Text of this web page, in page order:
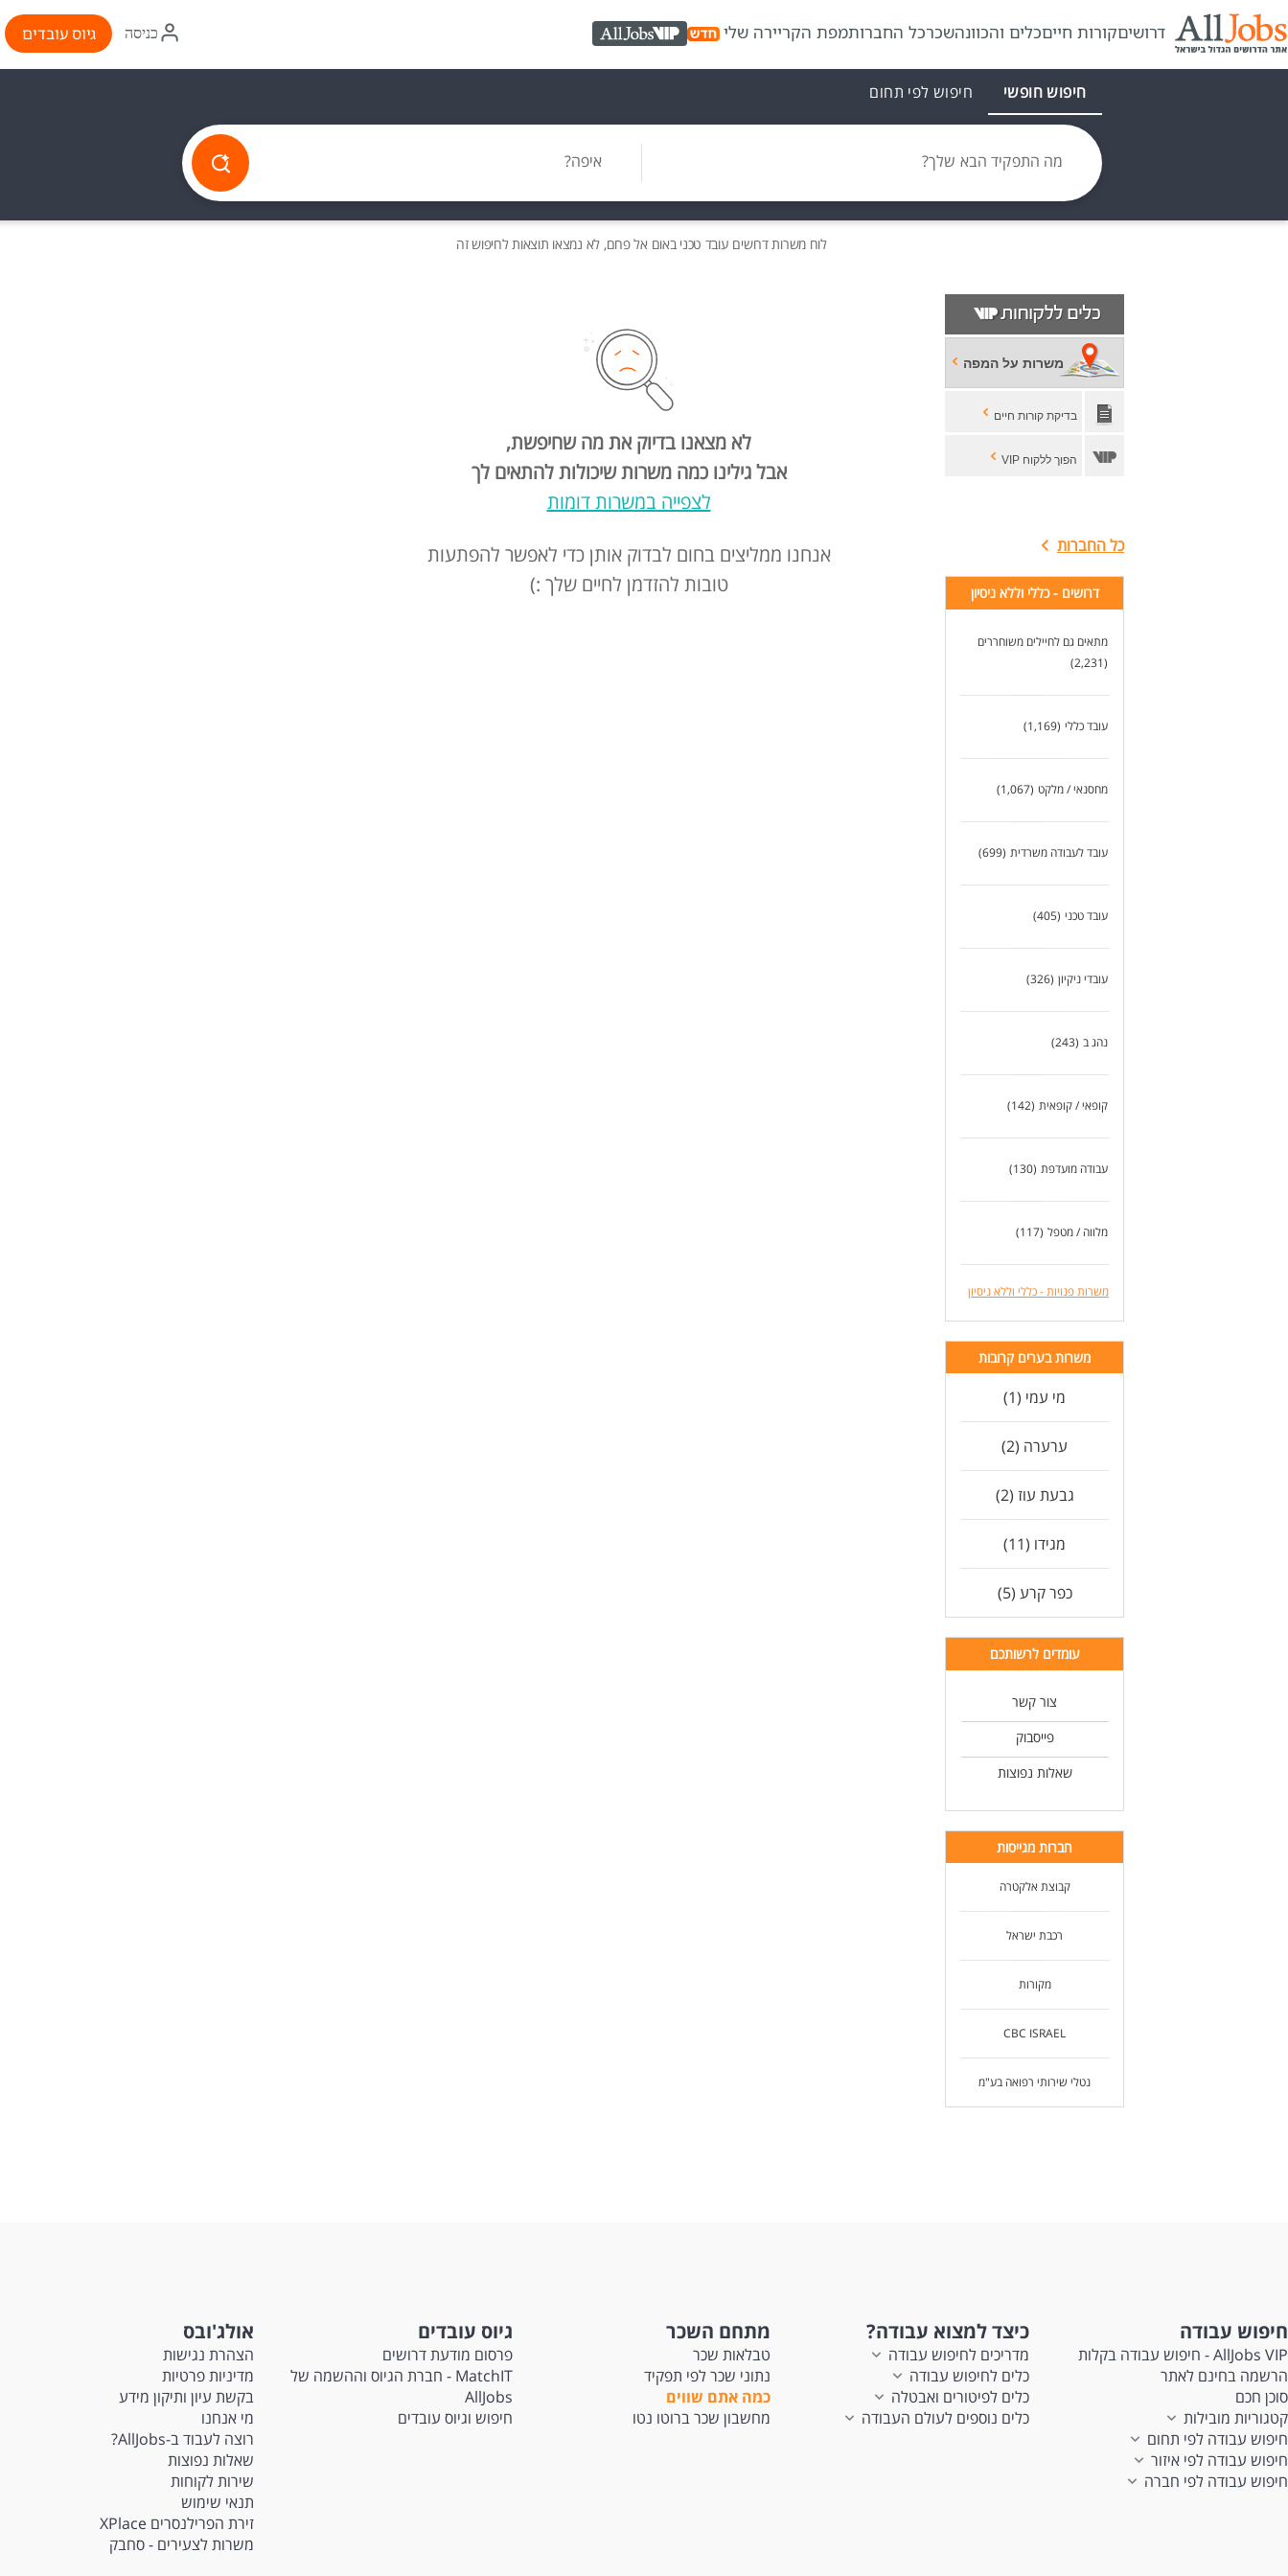
דרושיםקורות חייםכלים והכוונהשכרכל החברותמפת הקריירה שלי AllJobs VIP
איקון
התחברות
כניסה גיוס עובדים
חיפוש חופשי חיפוש לפי תחום
מה התפקיד הבא שלך? איפה?
לוח משרותדרושים עובד טכני באום אל פחם, לא נמצאו תוצאות לחיפוש זה
משרות על המפה
בדיקת קורות חיים
הפוך ללקוח VIP
כל החברות
דרושים - כללי וללא ניסיון
מתאים גם לחיילים משוחררים
(2,231)
עובד כללי (1,169)
מחסנאי / מלקט (1,067)
עובד לעבודה משרדית (699)
עובד טכני (405)
עובדי ניקיון (326)
נהג ב (243)
קופאי / קופאית (142)
עבודה מועדפת (130)
מלווה / מטפל (117)
משרות פנויות - כללי וללא ניסיון
משרות בערים קרובות
מי עמי (1)
ערערה (2)
גבעת עוז (2)
מגידו (11)
כפר קרע (5)
עומדים לרשותכם
צור קשר
פייסבוק
שאלות נפוצות
חברות מגייסות
קבוצת אלקטרה
רכבת ישראל
מקורות
CBC ISRAEL
נטלי שירותי רפואה בע"מ
לא מצאנו בדיוק את מה שחיפשת,
אבל גילינו כמה משרות שיכולות להתאים לך
לצפייה במשרות דומות
אנחנו ממליצים בחום לבדוק אותן כדי לאפשר להפתעות
טובות להזדמן לחיים שלך :)
חיפוש עבודה
AllJobs VIP - חיפוש עבודה בקלות
הרשמה בחינם לאתר
סוכן חכם
קטגוריות מובילות
חיפוש עבודה לפי תחום
חיפוש עבודה לפי איזור
חיפוש עבודה לפי חברה
כיצד למצוא עבודה?
מדריכים לחיפוש עבודה
כלים לחיפוש עבודה
כלים לפיטורים ואבטלה
כלים נוספים לעולם העבודה
מתחם השכר
טבלאות שכר
נתוני שכר לפי תפקיד
כמה אתם שווים
מחשבון שכר ברוטו נטו
גיוס עובדים
פרסום מודעת דרושים
MatchIT - חברת הגיוס וההשמה של
AllJobs
חיפוש וגיוס עובדים
אולג'ובס
הצהרת נגישות
מדיניות פרטיות
בקשת עיון ותיקון מידע
מי אנחנו
רוצה לעבוד ב-AllJobs?
שאלות נפוצות
שירות לקוחות
תנאי שימוש
זירת הפרילנסרים XPlace
משרות לצעירים - סחבק